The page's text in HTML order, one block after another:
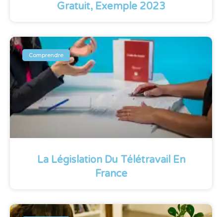
Gratuit, Exemple 2023
Comprendre
La Législation Du Télétravail En
France